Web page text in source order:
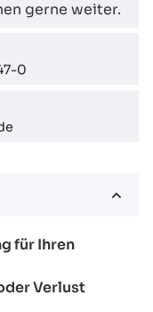
gerne weiter.
0
für Ihren
Verlust